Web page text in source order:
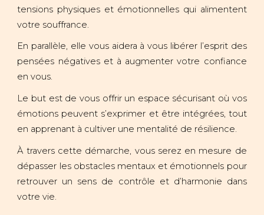
tensions physiques et émotionnelles qui alimentent
votre souffrance.
En parallèle, elle vous aidera à vous libérer l’esprit des
pensées négatives et à augmenter votre confiance
en vous.
Le but est de vous offrir un espace sécurisant où vos
émotions peuvent s’exprimer et être intégrées, tout
en apprenant à cultiver une mentalité de résilience.
À travers cette démarche, vous serez en mesure de
dépasser les obstacles mentaux et émotionnels pour
retrouver un sens de contrôle et d’harmonie dans
votre vie.